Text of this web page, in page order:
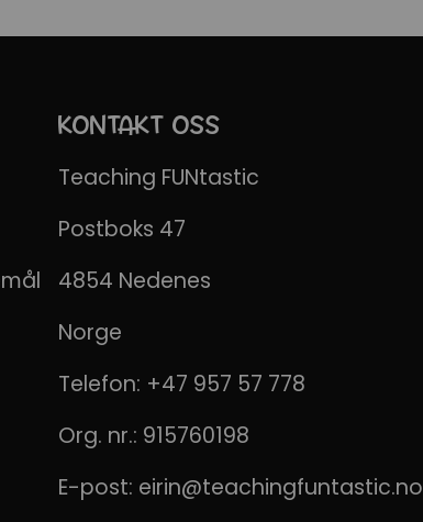
KONTAKT OSS
Teaching FUNtastic
Postboks 47
4854 Nedenes
Norge
Telefon: +47 957 57 778
Org. nr.: 915760198
E-post: eirin@teachingfuntastic.no